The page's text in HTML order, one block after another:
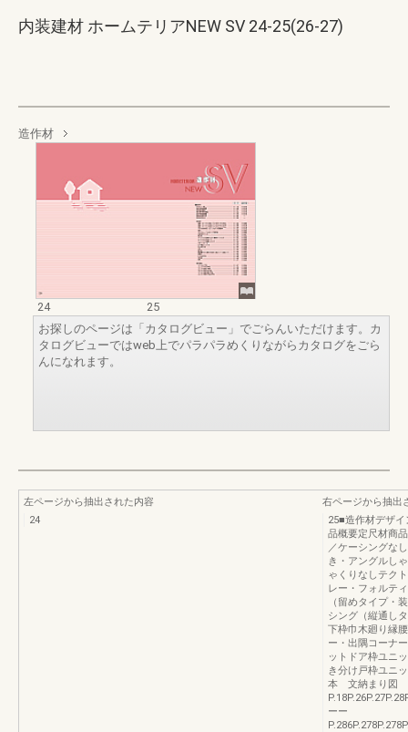
内装建材 ホームテリアNEW SV 24-25(26-27)
造作材
24
25
お探しのページは「カタログビュー」でごらんいただけます。カ
タログビューではweb上でパラパラめくりながらカタログをごら
んになれます。
左ページから抽出された内容
24
右ページから抽出
25■造作材デザ
品概要定尺材商
／ケーシングな
き・アングルし
ゃくりなしテク
レー・フォルテ
（留めタイプ・
シング（縦通し
下枠巾木廻り縁
ー・出隅コーナ
ットドア枠ユニ
き分け戸枠ユニ
本 文納まり図
ーー